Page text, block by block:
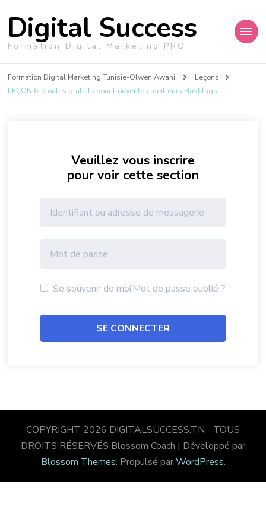
Digital Success
Formation Digital Marketing PRO
Formation Digital Marketing Tunisie-Olwen Awani
Leçons
LEÇON 6: 2 outils gratuits pour trouver les meilleurs Hashtags
Veuillez vous inscrire
pour voir cette section
Se souvenir de moi Mot de passe oublié ?
COPYRIGHT 2026 DIGITALSUCCESS.TN - TOUS
DROITS RÉSERVÉS Blossom Coach | Développé par
Blossom Themes. Propulsé parWordPress.